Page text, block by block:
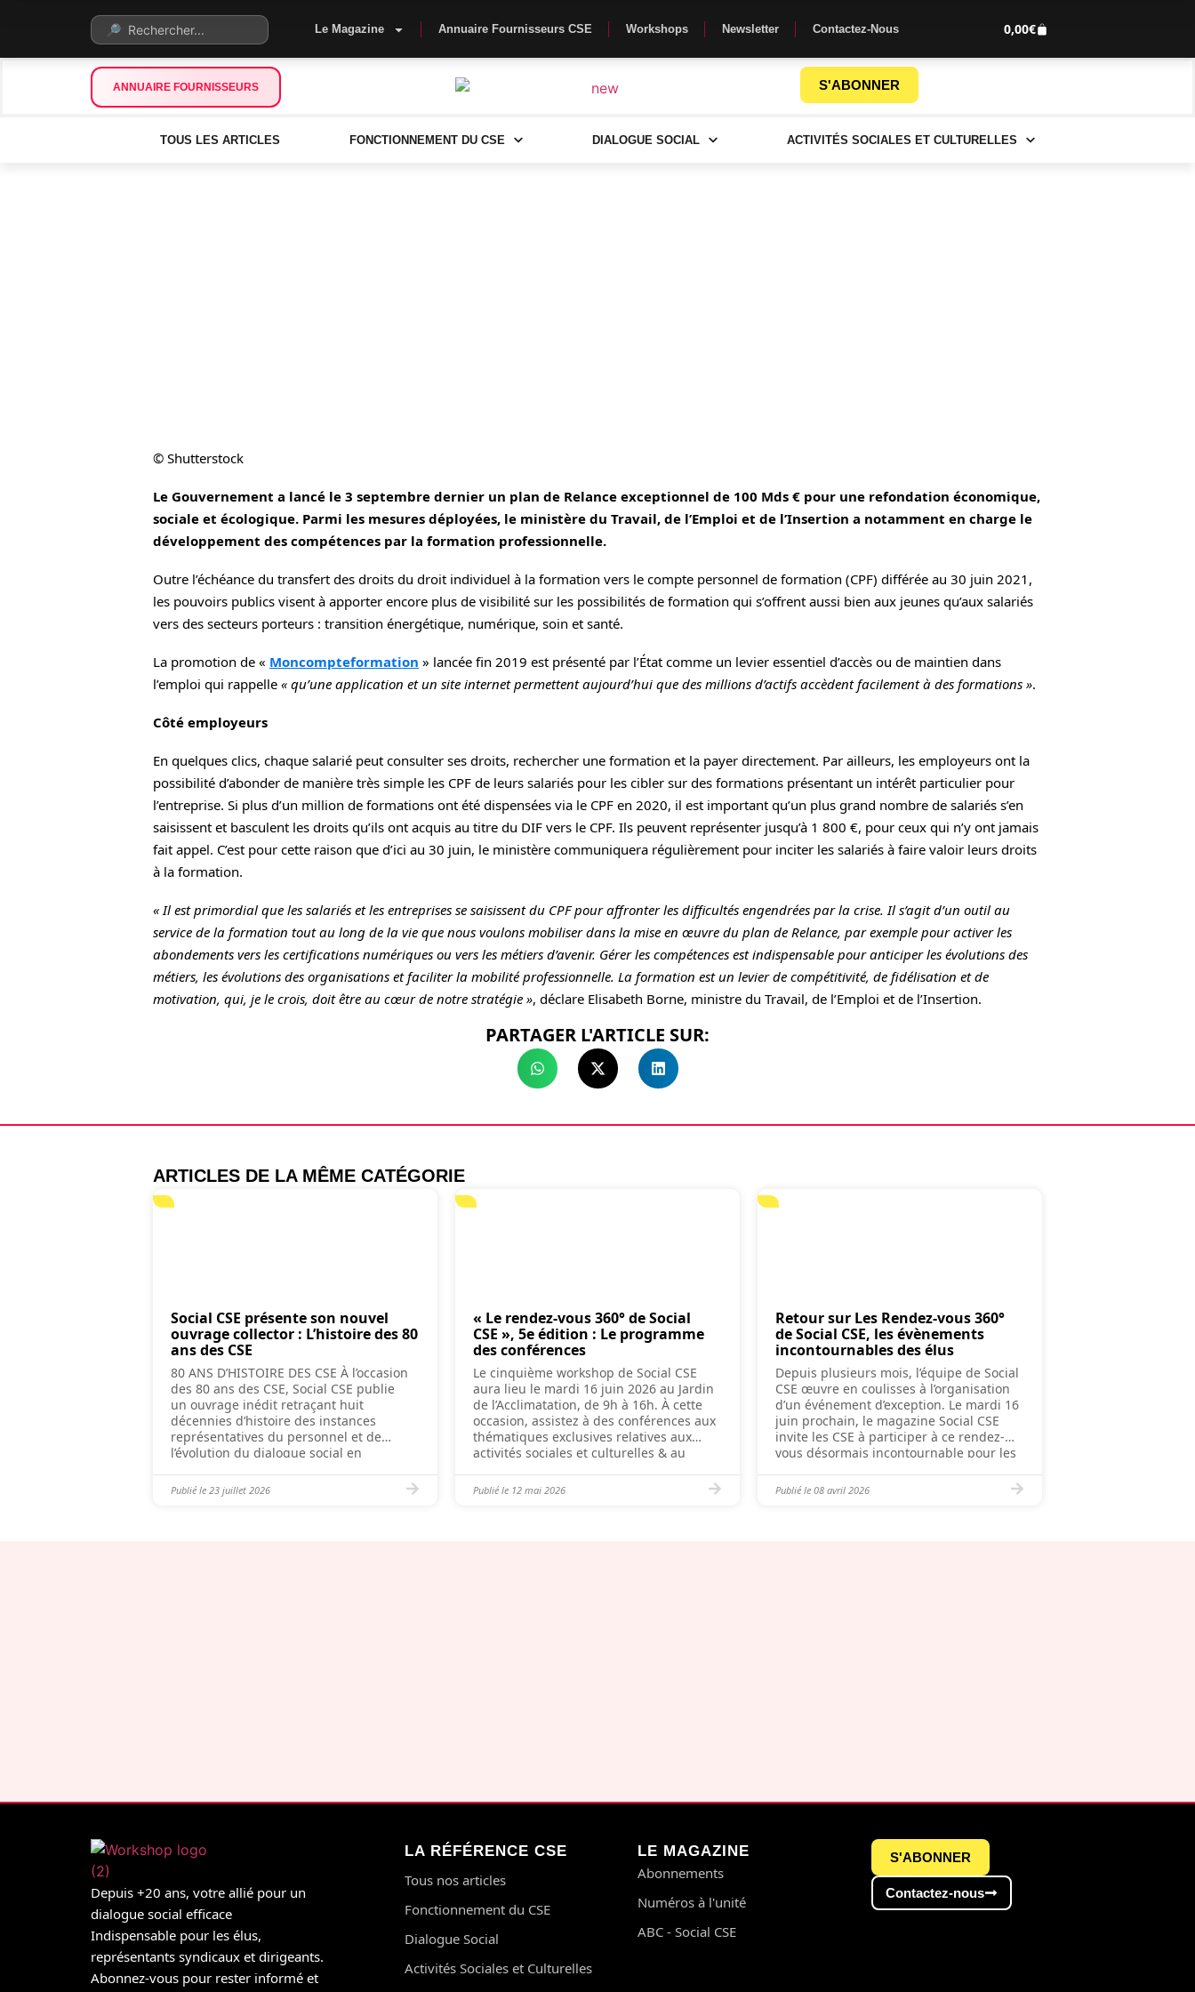
Le Magazine Annuaire Fournisseurs CSE Workshops Newsletter Contactez-Nous 0,00€
ANNUAIRE FOURNISSEURS S'ABONNER
TOUS LES ARTICLES FONCTIONNEMENT DU CSE DIALOGUE SOCIAL ACTIVITÉS SOCIALES ET CULTURELLES
© Shutterstock
Le Gouvernement a lancé le 3 septembre dernier un plan de Relance exceptionnel de 100 Mds € pour une refondation économique,
sociale et écologique. Parmi les mesures déployées, le ministère du Travail, de l’Emploi et de l’Insertion a notamment en charge le
développement des compétences par la formation professionnelle.
Outre l’échéance du transfert des droits du droit individuel à la formation vers le compte personnel de formation (CPF) différée au 30 juin 2021,
les pouvoirs publics visent à apporter encore plus de visibilité sur les possibilités de formation qui s’offrent aussi bien aux jeunes qu’aux salariés
vers des secteurs porteurs : transition énergétique, numérique, soin et santé.
La promotion de « Moncompteformation » lancée fin 2019 est présenté par l’État comme un levier essentiel d’accès ou de maintien dans
l’emploi qui rappelle « qu’une application et un site internet permettent aujourd’hui que des millions d’actifs accèdent facilement à des formations ».
Côté employeurs
En quelques clics, chaque salarié peut consulter ses droits, rechercher une formation et la payer directement. Par ailleurs, les employeurs ont la
possibilité d’abonder de manière très simple les CPF de leurs salariés pour les cibler sur des formations présentant un intérêt particulier pour
l’entreprise. Si plus d’un million de formations ont été dispensées via le CPF en 2020, il est important qu’un plus grand nombre de salariés s’en
saisissent et basculent les droits qu’ils ont acquis au titre du DIF vers le CPF. Ils peuvent représenter jusqu’à 1 800 €, pour ceux qui n’y ont jamais
fait appel. C’est pour cette raison que d’ici au 30 juin, le ministère communiquera régulièrement pour inciter les salariés à faire valoir leurs droits
à la formation.
« Il est primordial que les salariés et les entreprises se saisissent du CPF pour affronter les difficultés engendrées par la crise. Il s’agit d’un outil au
service de la formation tout au long de la vie que nous voulons mobiliser dans la mise en œuvre du plan de Relance, par exemple pour activer les
abondements vers les certifications numériques ou vers les métiers d’avenir. Gérer les compétences est indispensable pour anticiper les évolutions des
métiers, les évolutions des organisations et faciliter la mobilité professionnelle. La formation est un levier de compétitivité, de fidélisation et de
motivation, qui, je le crois, doit être au cœur de notre stratégie », déclare Elisabeth Borne, ministre du Travail, de l’Emploi et de l’Insertion.
PARTAGER L'ARTICLE SUR:
ARTICLES DE LA MÊME CATÉGORIE
Social CSE présente son nouvel
ouvrage collector : L’histoire des 80
ans des CSE
80 ANS D’HISTOIRE DES CSE À l’occasion
des 80 ans des CSE, Social CSE publie
un ouvrage inédit retraçant huit
décennies d’histoire des instances
représentatives du personnel et de
l’évolution du dialogue social en
À travers 130 pages richement
documentées, (re)découvrez : Au-delà du
Publié le 23 juillet 2026
« Le rendez-vous 360° de Social
CSE », 5e édition : Le programme
des conférences
Le cinquième workshop de Social CSE
aura lieu le mardi 16 juin 2026 au Jardin
de l’Acclimatation, de 9h à 16h. À cette
occasion, assistez à des conférences aux
thématiques exclusives relatives aux
activités sociales et culturelles & au
exposants et remportez de nombreux
Publié le 12 mai 2026
Retour sur Les Rendez-vous 360°
de Social CSE, les évènements
incontournables des élus
Depuis plusieurs mois, l’équipe de Social
CSE œuvre en coulisses à l’organisation
d’un événement d’exception. Le mardi 16
juin prochain, le magazine Social CSE
invite les CSE à participer à ce rendez-
vous désormais incontournable pour les
rencontres avec les exposants,
Publié le 08 avril 2026
Depuis +20 ans, votre allié pour un
dialogue social efficace
Indispensable pour les élus,
représentants syndicaux et dirigeants.
Abonnez-vous pour rester informé et
LA RÉFÉRENCE CSE
Tous nos articles
Fonctionnement du CSE
Dialogue Social
Activités Sociales et Culturelles
LE MAGAZINE
Abonnements
Numéros à l'unité
ABC - Social CSE
S'ABONNER
Contactez-nous